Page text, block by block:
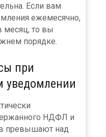
Если вам
ежемесячно,
месяц, то вы
порядке.
при
уведомлении
НДФЛ и
превышают над
×